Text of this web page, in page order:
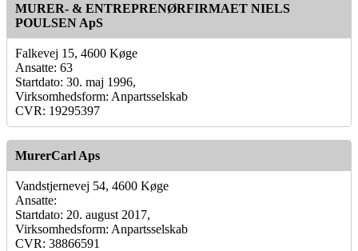
MURER- & ENTREPRENØRFIRMAET NIELS
POULSEN ApS
Falkevej 15, 4600 Køge
Ansatte: 63
Startdato: 30. maj 1996,
Virksomhedsform: Anpartsselskab
CVR: 19295397
MurerCarl Aps
Vandstjernevej 54, 4600 Køge
Ansatte:
Startdato: 20. august 2017,
Virksomhedsform: Anpartsselskab
CVR: 38866591